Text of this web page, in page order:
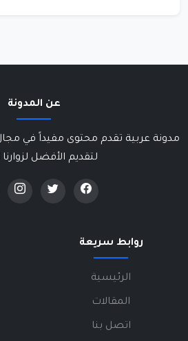
عن المدونة
مدونة عربية تقدم محتوى مفيداً في
لتقديم الأفضل لزوارنا
روابط سريعة
الرئيسية
المقالات
اتصل بنا